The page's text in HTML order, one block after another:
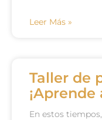
Leer Más »
Taller de
En estos